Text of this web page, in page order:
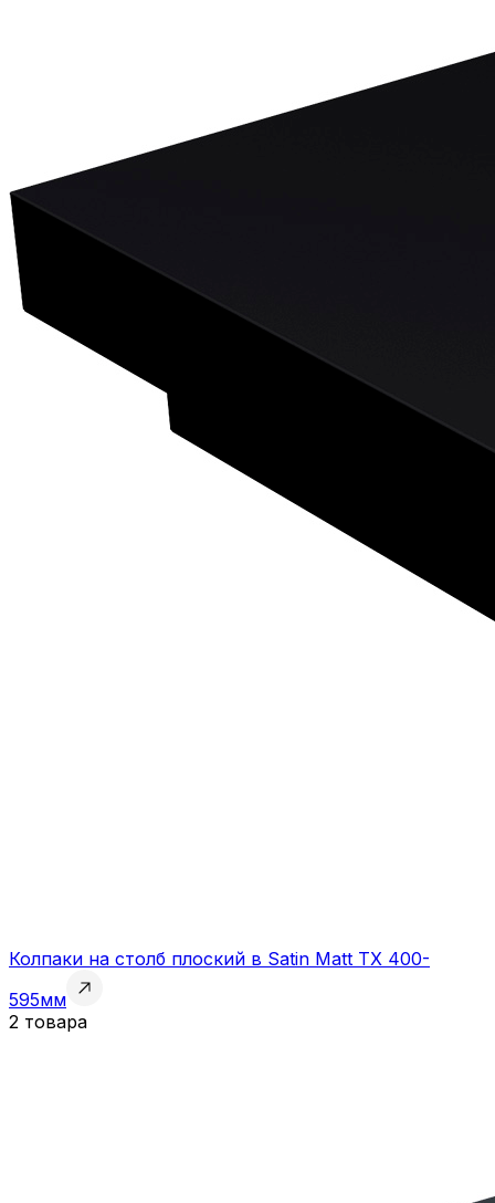
Колпаки на столб плоский в Satin Matt TX 400-
595мм
2 товара